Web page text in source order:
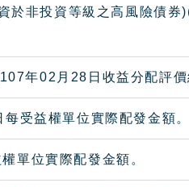
於非投資等級之高風險債券
年02月28日收益分配評價
受益權單位實際配發金額。
單位實際配發金額。